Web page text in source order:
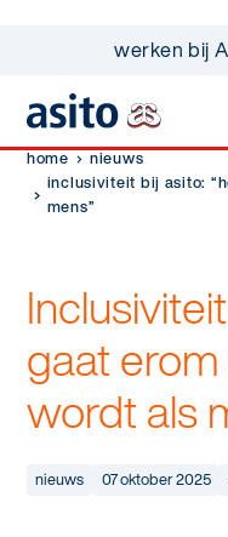
werken bij
Suggesties
werken bij asito
one go - werk
op weg naar
home
Dagelijkse
Interieurreiniging
sectoren
In de buurt
Industrie
wij zijn Asito
Wij zijn Asito
home
nieuws
inclusiviteit bij asito:
mens”
gaat
wordt als
nieuws 07 oktober 2025